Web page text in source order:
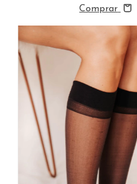
Comprar